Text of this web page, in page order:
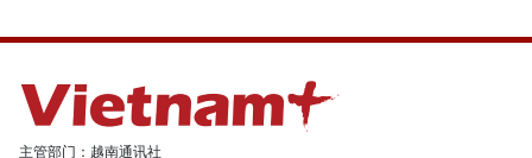
主管部门：越南通讯社